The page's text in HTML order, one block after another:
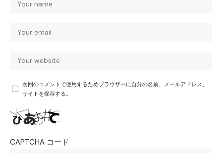
次回のコメントで使用するためブラウザーに自分の名前、メールアドレス、
サイトを保存する。
CAPTCHA コード